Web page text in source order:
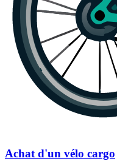
Achat d'un vélo cargo